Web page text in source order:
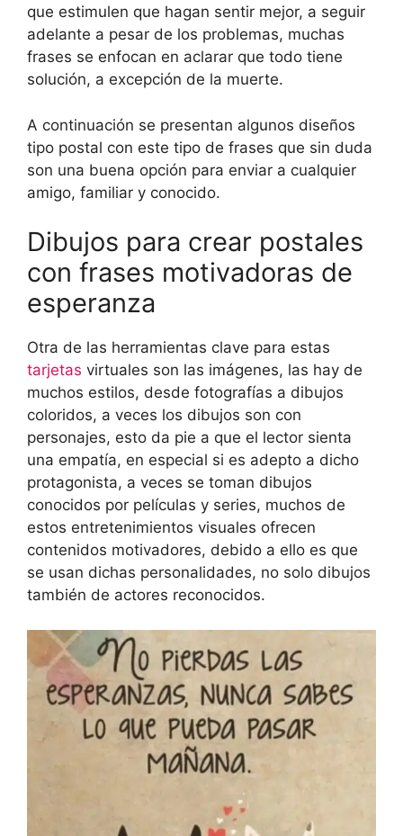
que estimulen que hagan sentir mejor, a seguir
adelante a pesar de los problemas, muchas
frases se enfocan en aclarar que todo tiene
solución, a excepción de la muerte.
A continuación se presentan algunos diseños
tipo postal con este tipo de frases que sin duda
son una buena opción para enviar a cualquier
amigo, familiar y conocido.
Dibujos para crear postales
con frases motivadoras de
esperanza
Otra de las herramientas clave para estas
tarjetas virtuales son las imágenes, las hay de
muchos estilos, desde fotografías a dibujos
coloridos, a veces los dibujos son con
personajes, esto da pie a que el lector sienta
una empatía, en especial si es adepto a dicho
protagonista, a veces se toman dibujos
conocidos por películas y series, muchos de
estos entretenimientos visuales ofrecen
contenidos motivadores, debido a ello es que
se usan dichas personalidades, no solo dibujos
también de actores reconocidos.